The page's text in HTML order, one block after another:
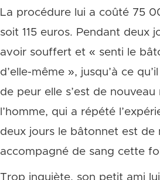
La procédure lui a coûté 75
soit 115 euros. Pendant deux
avoir souffert et « senti le
d’elle-même », jusqu’à ce
de peur elle s’est de nouveau
l’homme, qui a répété
deux jours le bâtonnet est de
accompagné de sang cette
Trop inquiète, son petit ami